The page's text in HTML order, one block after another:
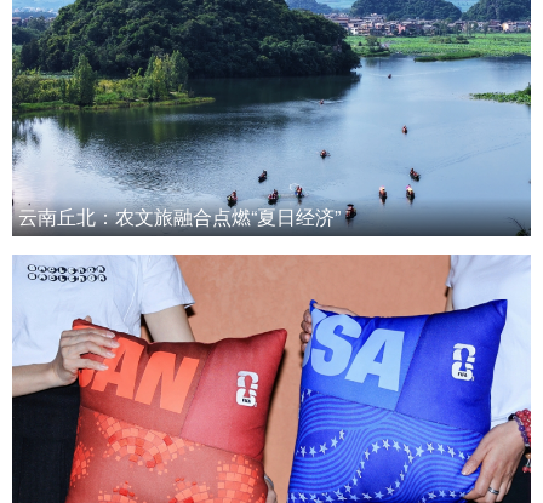
云南丘北：农文旅融合点燃“夏日经济”